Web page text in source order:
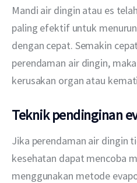
Mandi air dingin atau es
paling efektif untuk
dengan cepat. Semakin
perendaman air dingin,
kerusakan organ atau
Teknik pendinginan
Jika perendaman air dingin
kesehatan dapat mencoba
menggunakan metode